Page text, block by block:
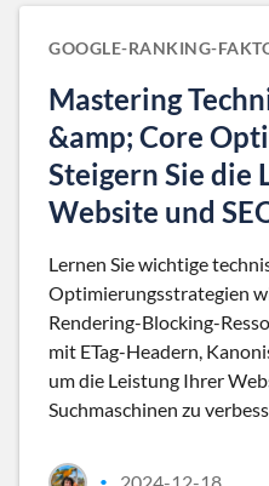
GOOGLE-RANKING-
Mastering
&amp; Core
Steigern Sie die
Website und
Lernen Sie wichtige
Optimierungsstrategien
Rendering-Blocking-
mit ETag-Headern,
um die Leistung Ihrer
Suchmaschinen zu
•